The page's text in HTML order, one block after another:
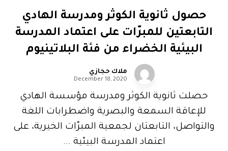
حصول ثانوية الكوثر ومدرسة الهادي
التابعتين للمبرّات على اعتماد المدرسة
البيئية الخضراء من فئة البلاتينيوم
ملاك حجازي
December 18, 2020
حصلت ثانوية الكوثر ومدرسة مؤسسة الهادي
للإعاقة السمعة والبصرية واضطرابات اللغة
والتواصل، التابعتان لجمعية المبرّات الخيرية، على
اعتماد المدرسة البيئية ...